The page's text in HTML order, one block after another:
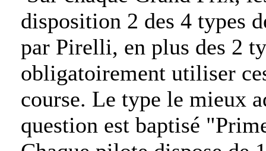
disposition 2 des 4 types
par Pirelli, en plus des 2
obligatoirement utiliser
course. Le type le mieux
question est baptisé